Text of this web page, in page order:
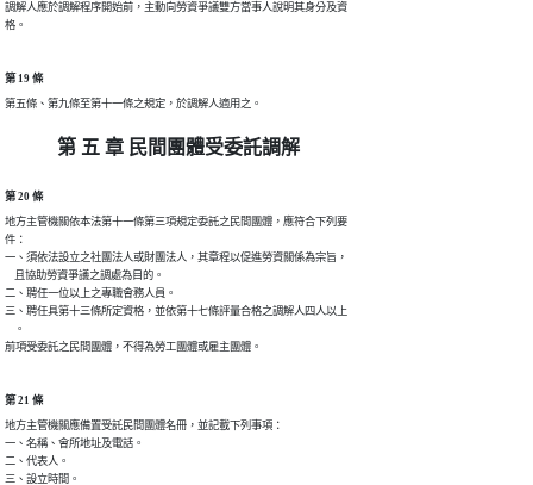
調解人應於調解程序開始前，主動向勞資爭議雙方當事人說明其身分及資
格。
第 19 條
第五條、第九條至第十一條之規定，於調解人適用之。
第 五 章 民間團體受委託調解
第 20 條
地方主管機關依本法第十一條第三項規定委託之民間團體，應符合下列要
件：
一、須依法設立之社團法人或財團法人，其章程以促進勞資關係為宗旨，
    且協助勞資爭議之調處為目的。
二、聘任一位以上之專職會務人員。
三、聘任具第十三條所定資格，並依第十七條評量合格之調解人四人以上
    。
前項受委託之民間團體，不得為勞工團體或雇主團體。
第 21 條
地方主管機關應備置受託民間團體名冊，並記載下列事項：
一、名稱、會所地址及電話。
二、代表人。
三、設立時間。